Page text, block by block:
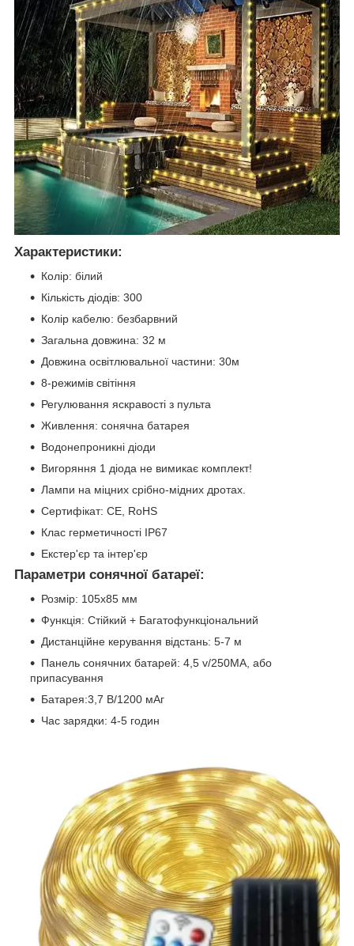
Характеристики:
Колір: білий
Кількість діодів: 300
Колір кабелю: безбарвний
Загальна довжина: 32 м
Довжина освітлювальної частини: 30м
8-режимів світіння
Регулювання яскравості з пульта
Живлення: сонячна батарея
Водонепроникні діоди
Вигоряння 1 діода не вимикає комплект!
Лампи на міцних срібно-мідних дротах.
Сертифікат: CE, RoHS
Клас герметичності IP67
Екстер'єр та інтер'єр
Параметри сонячної батареї:
Розмір: 105x85 мм
Функція: Стійкий + Багатофункціональний
Дистанційне керування відстань: 5-7 м
Панель сонячних батарей: 4,5 v/250MA, або
припасування
Батарея:3,7 В/1200 мАг
Час зарядки: 4-5 годин